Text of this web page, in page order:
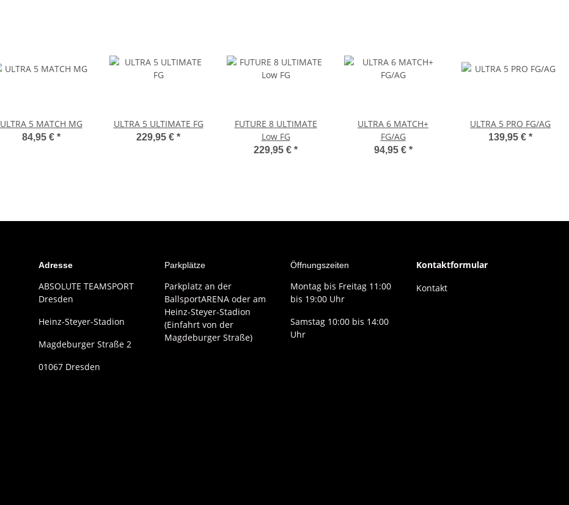
ULTRA 5 MATCH MG
84,95 € *
ULTRA 5 ULTIMATE FG
229,95 € *
FUTURE 8 ULTIMATE
Low FG
229,95 € *
ULTRA 6 MATCH+
FG/AG
94,95 € *
ULTRA 5 PRO FG/AG
139,95 € *
Adresse
ABSOLUTE TEAMSPORT
Dresden
Heinz-Steyer-Stadion
Magdeburger Straße 2
01067 Dresden
Parkplätze
Parkplatz an der
BallsportARENA oder am
Heinz-Steyer-Stadion
(Einfahrt von der
Magdeburger Straße)
Öffnungszeiten
Montag bis Freitag 11:00
bis 19:00 Uhr
Samstag 10:00 bis 14:00
Uhr
Kontaktformular
Kontakt